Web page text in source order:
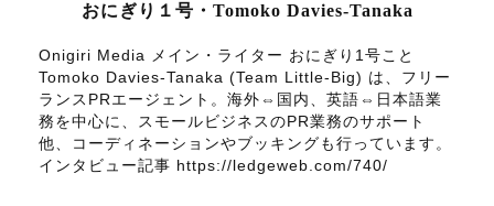
おにぎり１号・Tomoko Davies-Tanaka
Onigiri Media メイン・ライター おにぎり1号こと
Tomoko Davies-Tanaka (Team Little-Big) は、フリー
ランスPRエージェント。海外⇔国内、英語⇔日本語業
務を中心に、スモールビジネスのPR業務のサポート
他、コーディネーションやブッキングも行っています。
インタビュー記事 https://ledgeweb.com/740/